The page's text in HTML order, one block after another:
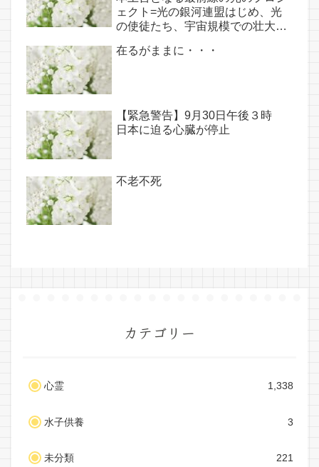
ェクト=光の銀河連盟はじめ、光
の使徒たち、宇宙規模での壮大な
(6/26・28追記あり）
在るがままに・・・
【緊急警告】9月30日午後３時
日本に迫る心臓が停止
不老不死
カテゴリー
心霊 1,338
水子供養 3
未分類 221